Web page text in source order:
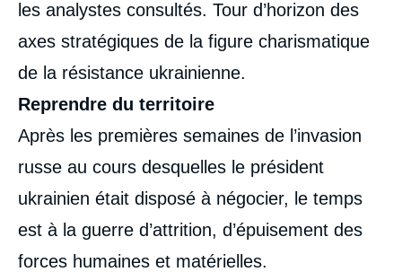
les analystes consultés. Tour d’horizon des
axes stratégiques de la figure charismatique
de la résistance ukrainienne.
Reprendre du territoire
Après les premières semaines de l’invasion
russe au cours desquelles le président
ukrainien était disposé à négocier, le temps
est à la guerre d’attrition, d’épuisement des
forces humaines et matérielles.